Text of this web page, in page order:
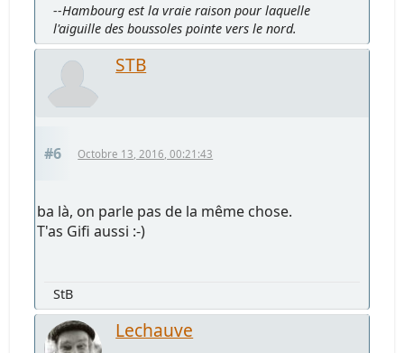
--Hambourg est la vraie raison pour laquelle
l'aiguille des boussoles pointe vers le nord.
STB
#6 Octobre 13, 2016, 00:21:43
ba là, on parle pas de la même chose.
T'as Gifi aussi :-)
StB
Lechauve